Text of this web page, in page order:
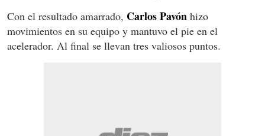
Con el resultado amarrado, Carlos Pavón hizo
movimientos en su equipo y mantuvo el pie en el
acelerador. Al final se llevan tres valiosos puntos.